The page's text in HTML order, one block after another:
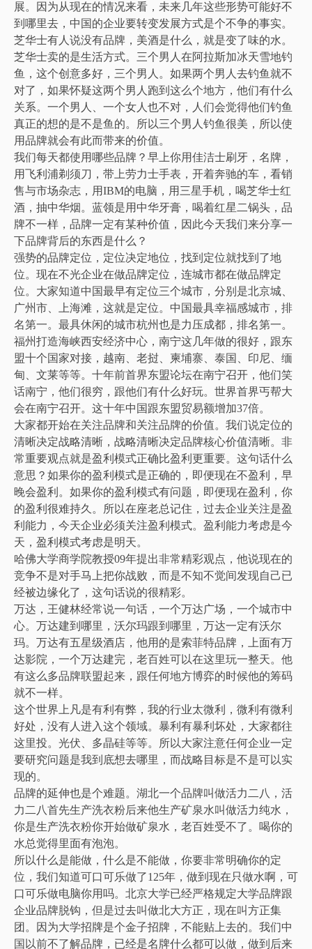
展。因为从现在的情况来看，未来几年这些形势可能好不
到哪里去，中国的企业要转变发展方式是个不争的事实。
芝华士有人说没有品牌，美酒是什么，就是变了味的水。
芝华士卖的是生活方式。三个男人在阿拉斯加冰天雪地钓
鱼，这个创意多好，三个男人。如果两个男人去钓鱼就不
对了，如果怀疑这两个男人跑到这么个地方，他们有什么
关系。一个男人、一个女人也不对，人们会觉得他们钓鱼
真正的想的是不是鱼的。所以三个男人钓鱼很美，所以使
用品牌就会有此而带来的价值。
我们每天都使用哪些品牌？早上你用佳洁士刷牙，名牌，
用飞利浦剃须刀，带上劳力士手表，开着奔驰的车，看销
售与市场杂志，用IBM的电脑，用三星手机，喝芝华士红
酒，抽中华烟。蓝领是用中华牙膏，喝着红星二锅头，品
牌不一样，品牌一定有某种价值，因此今天我们来分享一
下品牌背后的东西是什么？
强势的品牌定位，定位决定地位，找到定位就找到了地
位。现在不光企业在做品牌定位，连城市都在做品牌定
位。大家知道中国最早有定位三个城市，分别是北京城、
广州市、上海滩，这就是定位。中国最具幸福感城市，排
名第一。最具休闲的城市杭州也是力压成都，排名第一。
福州打造海峡西安经济中心，南宁这几年做的很好，跟东
盟十个国家对接，越南、老挝、柬埔寨、泰国、印尼、缅
甸、文莱等等。十年前首界东盟论坛在南宁召开，他们笑
话南宁，他们很穷，跟他们有什么好玩。世界首界丐帮大
会在南宁召开。这十年中国跟东盟贸易额增加37倍。
大家都开始在关注品牌和关注品牌的价值。我们说定位的
清晰决定战略清晰，战略清晰决定品牌核心价值清晰。非
常重要观点就是盈利模式正确比盈利更重要。这句话什么
意思？如果你的盈利模式是正确的，即便现在不盈利，早
晚会盈利。如果你的盈利模式有问题，即便现在盈利，你
的盈利很难持久。所以在座老总记住，过去企业关注是盈
利能力，今天企业必须关注盈利模式。盈利能力考虑是今
天，盈利模式考虑是明天。
哈佛大学商学院教授09年提出非常精彩观点，他说现在的
竞争不是对手马上把你战败，而是不知不觉间发现自己已
经被边缘化了，这句话说的很精彩。
万达，王健林经常说一句话，一个万达广场，一个城市中
心。万达建到哪里，沃尔玛跟到哪里，万达一定有沃尔
玛。万达有五星级酒店，他用的是索菲特品牌，上面有万
达影院，一个万达建完，老百姓可以在这里玩一整天。他
有这么多品牌联盟起来，跟任何地方博弈的时候他的筹码
就不一样。
这个世界上凡是有利有弊，我的行业太微利，微利有微利
好处，没有人进入这个领域。暴利有暴利坏处，大家都往
这里投。光伏、多晶硅等等。所以大家注意任何企业一定
要研究问题是我到底想去哪里，而战略目标是不是可以实
现的。
品牌的延伸也是个难题。湖北一个品牌叫做活力二八，活
力二八首先生产洗衣粉后来他生产矿泉水叫做活力纯水，
你是生产洗衣粉你开始做矿泉水，老百姓受不了。喝你的
水总觉得里面有泡泡。
所以什么是能做，什么是不能做，你要非常明确你的定
位，我们知道可口可乐做了125年，做到现在只做水啊，可
口可乐做电脑你用吗。北京大学已经严格规定大学品牌跟
企业品牌脱钩，但是过去叫做北大方正，现在叫方正集
团。因为大学招牌是个金子招牌，不能贴上去的。我们中
国以前不了解品牌，已经是名牌什么都可以做，做到后来